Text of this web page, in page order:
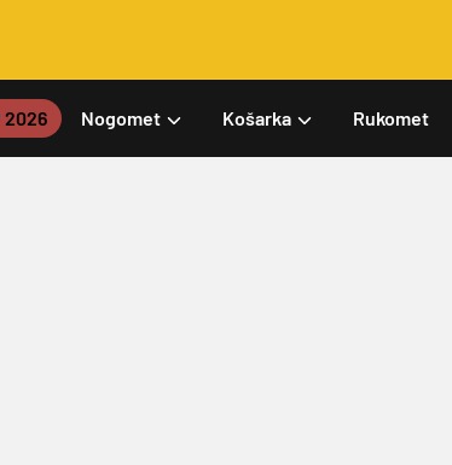
2026 Nogomet Košarka Rukomet